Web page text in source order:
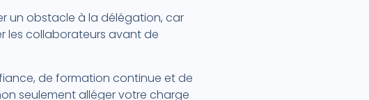
un obstacle à la délégation, car
les collaborateurs avant de
de formation continue et de
seulement alléger votre charge